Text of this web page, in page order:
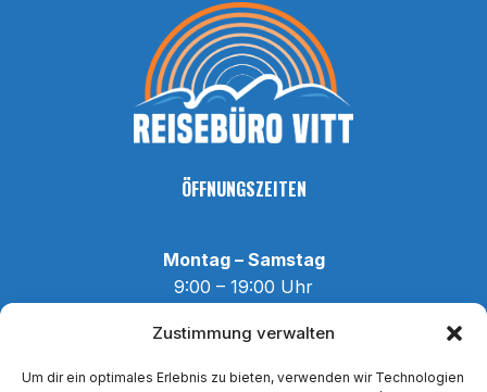
Zustimmung verwalten
Um dir ein optimales Erlebnis zu bieten, verwenden wir Technologien
ÖFFNUNGSZEITEN
Montag – Samstag
9:00 – 19:00 Uhr
Buchungsmöglichkeiten
jederzeit online verfügbar